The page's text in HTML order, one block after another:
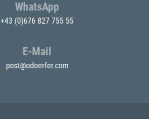
WhatsApp
+43 (0)676 827 755 55
E-Mail
post@odoerfer.com